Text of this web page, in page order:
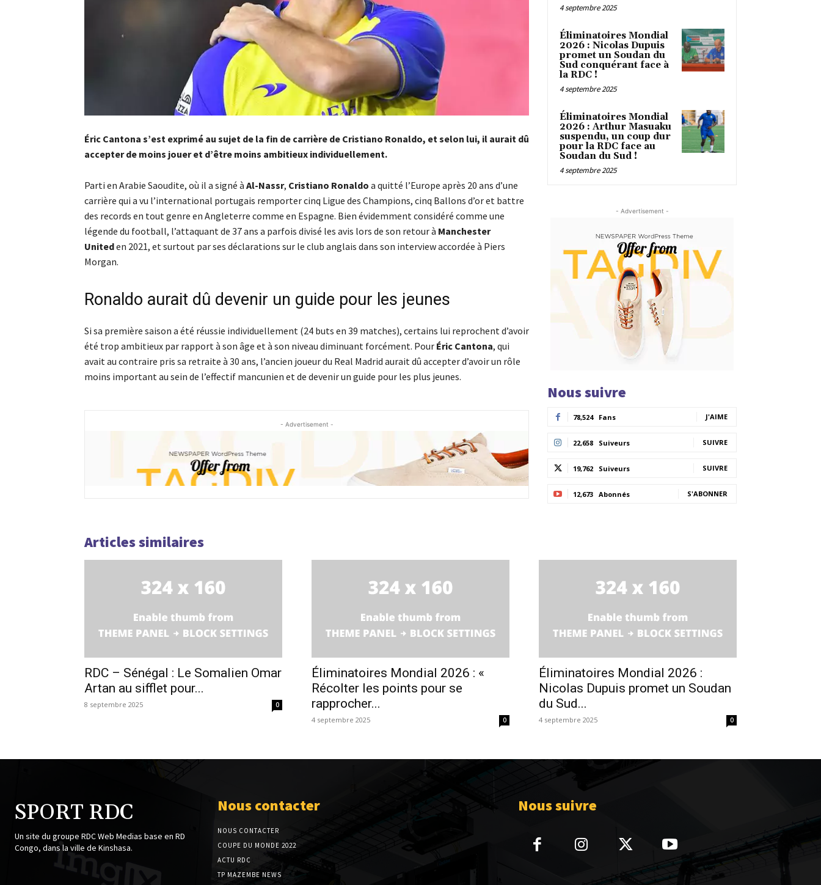
Éric Cantona s’est exprimé au sujet de la fin de carrière de Cristiano Ronaldo, et selon lui, il aurait dû
accepter de moins jouer et d’être moins ambitieux individuellement.
Parti en Arabie Saoudite, où il a signé à Al-Nassr, Cristiano Ronaldo a quitté l’Europe après 20 ans d’une
carrière qui a vu l’international portugais remporter cinq Ligue des Champions, cinq Ballons d’or et battre
des records en tout genre en Angleterre comme en Espagne. Bien évidemment considéré comme une
légende du football, l’attaquant de 37 ans a parfois divisé les avis lors de son retour à Manchester
Uniteden 2021, et surtout par ses déclarations sur le club anglais dans son interview accordée à Piers
Morgan.
Ronaldo aurait dû devenir un guide pour les jeunes
Si sa première saison a été réussie individuellement (24 buts en 39 matches), certains lui reprochent d’avoir
été trop ambitieux par rapport à son âge et à son niveau diminuant forcément. Pour Éric Cantona, qui
avait au contraire pris sa retraite à 30 ans, l’ancien joueur du Real Madrid aurait dû accepter d’avoir un rôle
moins important au sein de l’effectif mancunien et de devenir un guide pour les plus jeunes.
- Advertisement -
4 septembre 2025
Éliminatoires Mondial
2026 : Nicolas Dupuis
promet un Soudan du
Sud conquérant face à
la RDC !
4 septembre 2025
Éliminatoires Mondial
2026 : Arthur Masuaku
suspendu, un coup dur
pour la RDC face au
Soudan du Sud !
4 septembre 2025
- Advertisement -
Nous suivre
78,524 Fans J'AIME
22,658 Suiveurs SUIVRE
19,762 Suiveurs SUIVRE
12,673 Abonnés S'ABONNER
Articles similaires
RDC – Sénégal : Le Somalien Omar
Artan au sifflet pour...
8 septembre 2025 0
Éliminatoires Mondial 2026 : «
Récolter les points pour se
rapprocher...
4 septembre 2025 0
Éliminatoires Mondial 2026 :
Nicolas Dupuis promet un Soudan
du Sud...
4 septembre 2025 0
SPORT RDC
Un site du groupe RDC Web Medias base en RD
Congo, dans la ville de Kinshasa.
Nous contacter
NOUS CONTACTER
COUPE DU MONDE 2022
ACTU RDC
TP MAZEMBE NEWS
Nous suivre